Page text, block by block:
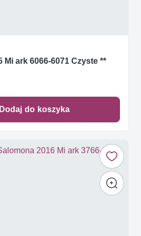
Mi ark 6066-6071 Czyste **
Dodaj do koszyka